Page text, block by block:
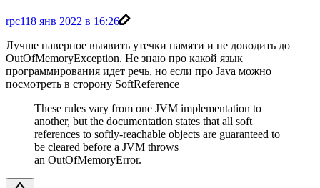
rpc118 янв 2022 в 16:26
Лучше наверное выявить утечки памяти и не доводить до
OutOfMemoryException. Не знаю про какой язык
программирования идет речь, но если про Java можно
посмотреть в сторону SoftReference
These rules vary from one JVM implementation to
another, but the documentation states that all soft
references to softly-reachable objects are guaranteed to
be cleared before a JVM throws
an OutOfMemoryError.